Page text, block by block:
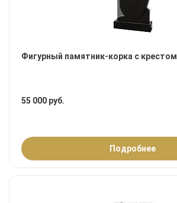
Фигурный памятник-корка с крестом
55 000 руб.
Подробнее